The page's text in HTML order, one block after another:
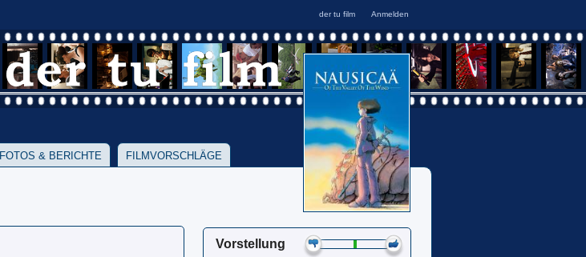
FOTOS & BERICHTE FILMVORSCHLÄGE
Vorstellung